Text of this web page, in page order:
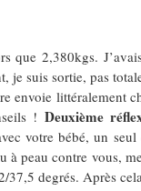
que 2,380kgs.
suis sortie, pas
envoie littéralement
! Deuxième
votre bébé, un
peau contre vous,
37,5 degrés. Après